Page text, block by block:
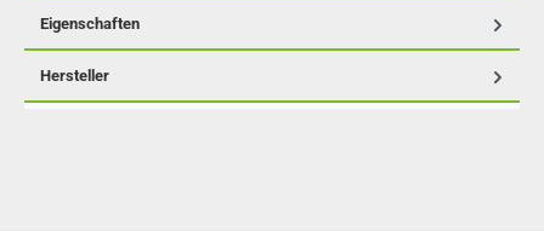
Eigenschaften
Hersteller